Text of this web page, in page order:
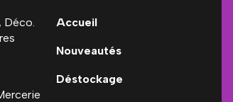
Déco.
Accueil
Nouveautés
Déstockage